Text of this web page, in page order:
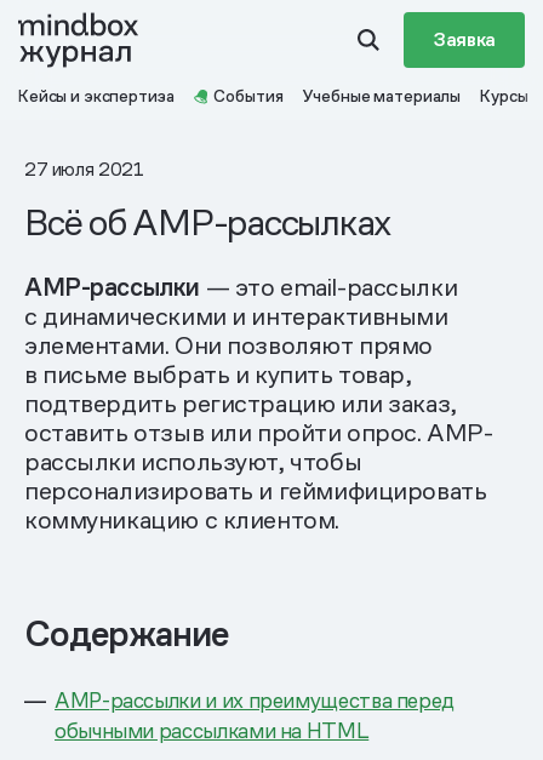
Заявка
Кейсы и экспертиза События Учебные материалы Курсы
27 июля 2021
Всё об AMP-рассылках
AMP-рассылки — это email-рассылки
с динамическими и интерактивными
элементами. Они позволяют прямо
в письме выбрать и купить товар,
подтвердить регистрацию или заказ,
оставить отзыв или пройти опрос. AMP-
рассылки используют, чтобы
персонализировать и геймифицировать
коммуникацию с клиентом.
Содержание
AMP-рассылки и их преимущества перед
обычными рассылками на HTML